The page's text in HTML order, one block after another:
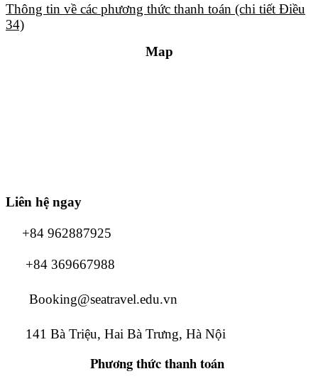
Thông tin về các phương thức thanh toán (chi tiết Điều
34)​
Map
Liên hệ ngay
+84 962887925
+84 369667988
Booking@seatravel.edu.vn
141 Bà Triệu, Hai Bà Trưng, Hà Nội
Phương thứcthanh toán